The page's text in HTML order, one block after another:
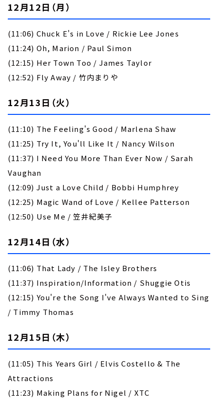
12月12日（月）
(11:06) Chuck E's in Love / Rickie Lee Jones
(11:24) Oh, Marion / Paul Simon
(12:15) Her Town Too / James Taylor
(12:52) Fly Away / 竹内まりや
12月13日（火）
(11:10) The Feeling's Good / Marlena Shaw
(11:25) Try It, You'll Like It / Nancy Wilson
(11:37) I Need You More Than Ever Now / Sarah
Vaughan
(12:09) Just a Love Child / Bobbi Humphrey
(12:25) Magic Wand of Love / Kellee Patterson
(12:50) Use Me / 笠井紀美子
12月14日（水）
(11:06) That Lady / The Isley Brothers
(11:37) Inspiration/Information / Shuggie Otis
(12:15) You're the Song I've Always Wanted to Sing
/ Timmy Thomas
12月15日（木）
(11:05) This Years Girl / Elvis Costello & The
Attractions
(11:23) Making Plans for Nigel / XTC